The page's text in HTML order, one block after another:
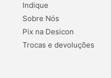
Indique
Sobre Nós
Pix na Desicon
Trocas e devoluções